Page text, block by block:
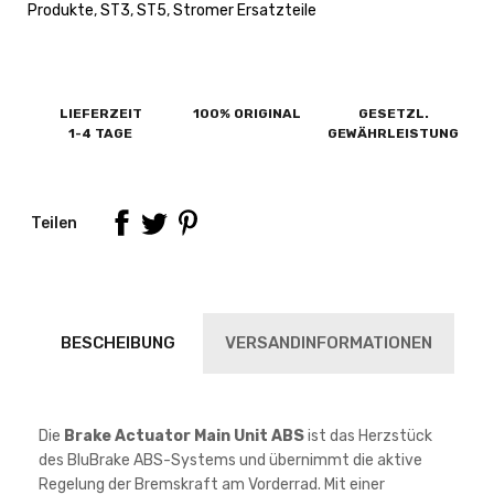
Produkte,ST3,ST5,Stromer Ersatzteile
LIEFERZEIT
1-4 TAGE
100% ORIGINAL
GESETZL.
GEWÄHRLEISTUNG
Teilen
BESCHEIBUNG VERSANDINFORMATIONEN
Die Brake Actuator Main Unit ABSist das Herzstück
des BluBrake ABS-Systems und übernimmt die aktive
Regelung der Bremskraft am Vorderrad. Mit einer